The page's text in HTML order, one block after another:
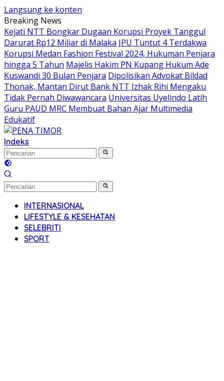
Langsung ke konten
Breaking News
Kejati NTT Bongkar Dugaan Korupsi Proyek Tanggul
Darurat Rp12 Miliar di Malaka JPU Tuntut 4 Terdakwa
Korupsi Medan Fashion Festival 2024, Hukuman Penjara
hingga 5 Tahun Majelis Hakim PN Kupang Hukum Ade
Kuswandi 30 Bulan Penjara Dipolisikan Advokat Bildad
Thonak, Mantan Dirut Bank NTT Izhak Rihi Mengaku
Tidak Pernah Diwawancara Universitas Uyelindo Latih
Guru PAUD MRC Membuat Bahan Ajar Multimedia
Edukatif
Indeks
INTERNASIONAL
LIFESTYLE & KESEHATAN
SELEBRITI
SPORT